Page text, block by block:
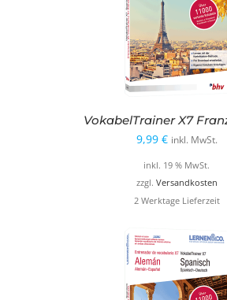
VokabelTrainer X7
9,99 € inkl. MwSt.
inkl. 19 % MwSt.
zzgl. Versandkosten
2 Werktage Lieferzeit